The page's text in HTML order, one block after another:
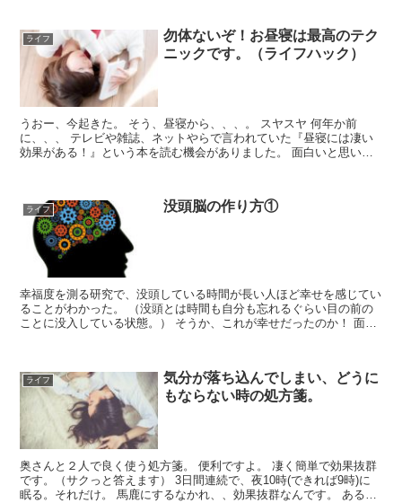
ライフ
勿体ないぞ！お昼寝は最高のテク
ニックです。（ライフハック）
うおー、今起きた。 そう、昼寝から、、、。 スヤスヤ 何年か前
に、、、 テレビや雑誌、ネットやらで言われていた『昼寝には凄い
効果がある！』という本を読む機会がありました。 面白いと思い、
ライフ 没頭脳の作り方①
幸福度を測る研究で、没頭している時間が長い人ほど幸せを感じてい
ることがわかった。 （没頭とは時間も自分も忘れるぐらい目の前の
ことに没入している状態。） そうか、これが幸せだったのか！ 面白
ライフ
気分が落ち込んでしまい、どうに
もならない時の処方箋。
奥さんと２人で良く使う処方箋。 便利ですよ。 凄く簡単で効果抜群
です。（サクっと答えます） 3日間連続で、夜10時(できれば9時)に
眠る。それだけ。 馬鹿にするなかれ、、効果抜群なんです。 ある国